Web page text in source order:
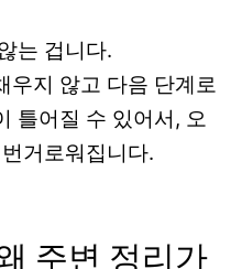
는 겁니다.
우지 않고 다음 단계로
틀어질 수 있어서, 오
거로워집니다.
주변 정리가